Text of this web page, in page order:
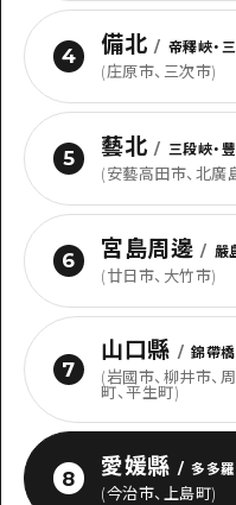
4 備北 / 帝釋峽・
(庄原市、三次市)
5 藝北 / 三段峽・
(安藝高田市、北廣
6 宮島周邊 / 嚴
(廿日市、大竹市)
7
山口縣 / 錦帶
(岩國市、柳井市、
町、平生町)
8 愛媛縣 / 多多
(今治市、上島町)